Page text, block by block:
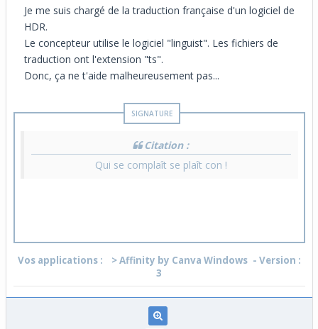
Je me suis chargé de la traduction française d'un logiciel de
HDR.
Le concepteur utilise le logiciel "linguist". Les fichiers de
traduction ont l'extension "ts".
Donc, ça ne t'aide malheureusement pas...
Citation :
Qui se complaît se plaît con !
Vos applications : > Affinity by Canva Windows - Version :
3